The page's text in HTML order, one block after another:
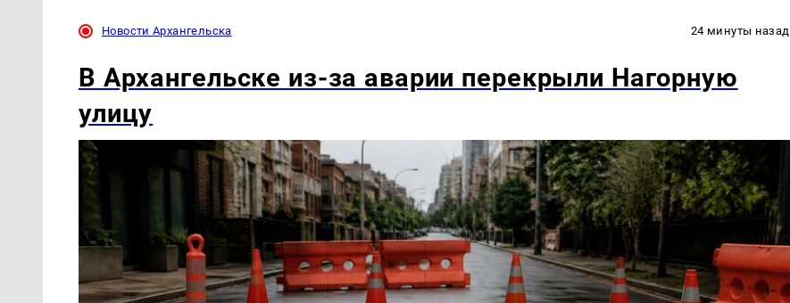
Новости Архангельска 24 минуты назад
В Архангельске из-за аварии перекрыли Нагорную
улицу